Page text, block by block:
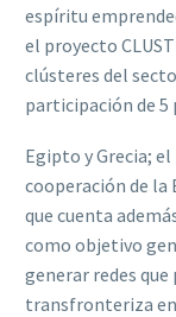
espíritu
el proyecto
clústeres del
participación de 5
Egipto y Grecia;
cooperación de
que cuenta
como objetivo
generar redes
transfronteriza